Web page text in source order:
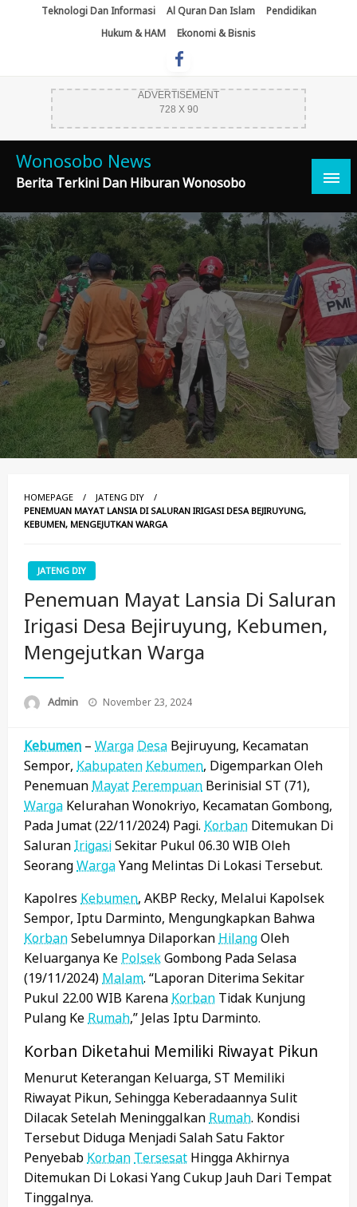
Teknologi Dan Informasi Al Quran Dan Islam
Pendidikan
Hukum & HAM
Ekonomi & Bisnis
ADVERTISEMENT
728 X 90
Wonosobo News
Berita Terkini Dan Hiburan Wonosobo
HOMEPAGE
JATENG DIY
PENEMUAN MAYAT LANSIA DI SALURAN IRIGASI DESA BEJIRUYUNG,
KEBUMEN, MENGEJUTKAN WARGA
JATENG DIY
Penemuan Mayat Lansia Di Saluran
Irigasi Desa Bejiruyung, Kebumen,
Mengejutkan Warga
Admin
Posted
November 23, 2024
Kebumen – Warga Desa Bejiruyung, Kecamatan
Sempor, Kabupaten Kebumen, Digemparkan Oleh
Penemuan Mayat Perempuan Berinisial ST (71),
Warga Kelurahan Wonokriyo, Kecamatan Gombong,
Pada Jumat (22/11/2024) Pagi. Korban Ditemukan Di
Saluran IrigasiSekitar Pukul 06.30 WIB Oleh
SeorangWargaYang Melintas Di Lokasi Tersebut.
Kapolres Kebumen, AKBP Recky, Melalui Kapolsek
Sempor, Iptu Darminto, Mengungkapkan Bahwa
KorbanSebelumnya Dilaporkan HilangOleh
Keluarganya Ke PolsekGombong Pada Selasa
(19/11/2024) Malam. “Laporan Diterima Sekitar
Pukul 22.00 WIB Karena Korban Tidak Kunjung
Pulang Ke Rumah,” Jelas Iptu Darminto.
Korban Diketahui Memiliki Riwayat Pikun
Menurut Keterangan Keluarga, ST Memiliki
Riwayat Pikun, Sehingga Keberadaannya Sulit
Dilacak Setelah Meninggalkan Rumah. Kondisi
Tersebut Diduga Menjadi Salah Satu Faktor
Penyebab Korban Tersesat Hingga Akhirnya
Ditemukan Di Lokasi Yang Cukup Jauh Dari Tempat
Tinggalnya.